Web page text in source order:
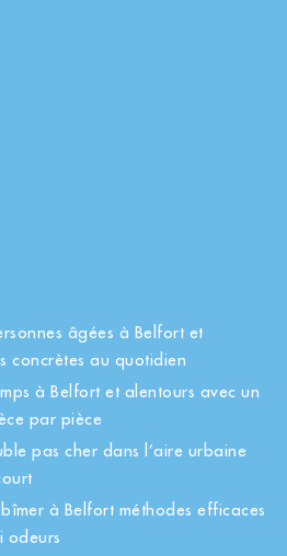
âgées à Belfort et
concrètes au quotidien
à Belfort et alentours avec un
par pièce
pas cher dans l’aire urbaine
à Belfort méthodes efficaces
odeurs